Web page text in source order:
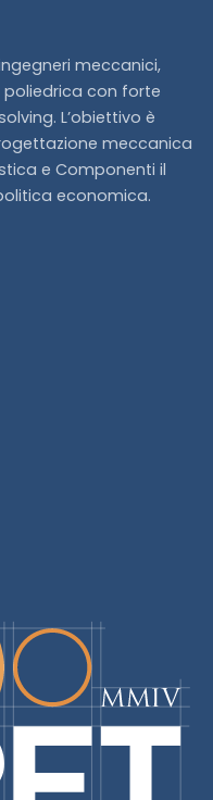
meccanici,
poliedrica con forte
L’obiettivo è
meccanica
e Componenti il
economica.